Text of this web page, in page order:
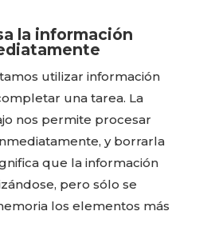
la información
utilizar información
una tarea. La
nos permite procesar
y borrarla
que la información
pero sólo se
los elementos más